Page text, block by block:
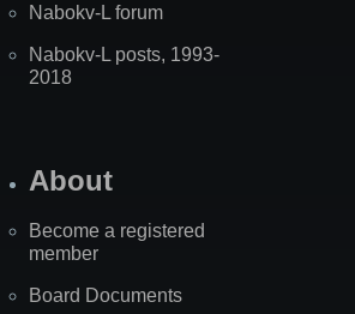
Nabokv-L forum
Nabokv-L posts, 1993-
2018
About
Become a registered
member
Board Documents